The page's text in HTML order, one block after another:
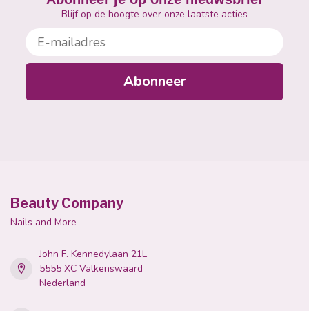
Blijf op de hoogte over onze laatste acties
E-mailadres
Abonneer
Beauty Company
Nails and More
John F. Kennedylaan 21L
5555 XC Valkenswaard
Nederland